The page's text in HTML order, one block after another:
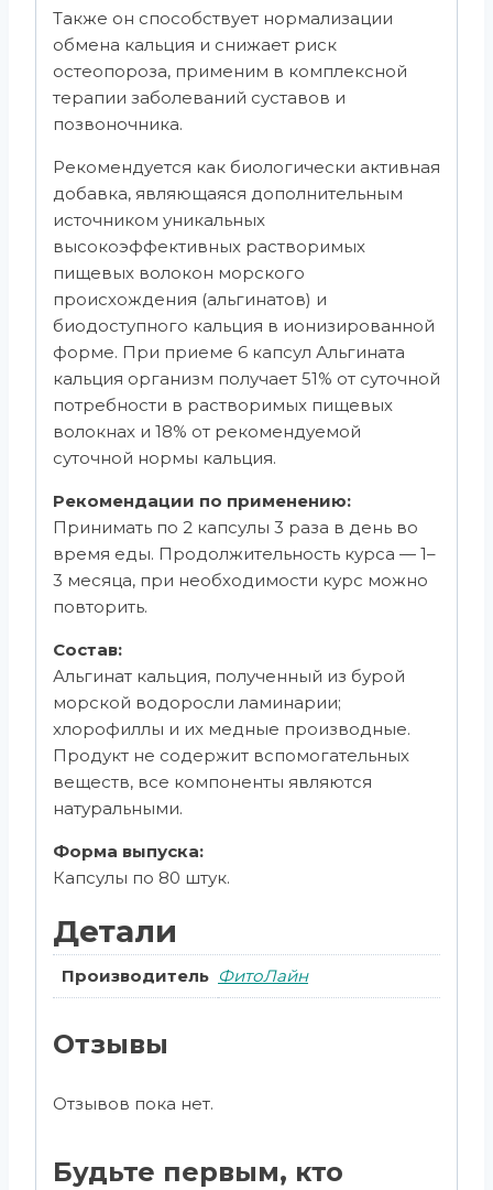
Также он способствует нормализации
обмена кальция и снижает риск
остеопороза, применим в комплексной
терапии заболеваний суставов и
позвоночника.
Рекомендуется как биологически активная
добавка, являющаяся дополнительным
источником уникальных
высокоэффективных растворимых
пищевых волокон морского
происхождения (альгинатов) и
биодоступного кальция в ионизированной
форме. При приеме 6 капсул Альгината
кальция организм получает 51% от суточной
потребности в растворимых пищевых
волокнах и 18% от рекомендуемой
суточной нормы кальция.
Рекомендации по применению:
Принимать по 2 капсулы 3 раза в день во
время еды. Продолжительность курса — 1–
3 месяца, при необходимости курс можно
повторить.
Состав:
Альгинат кальция, полученный из бурой
морской водоросли ламинарии;
хлорофиллы и их медные производные.
Продукт не содержит вспомогательных
веществ, все компоненты являются
натуральными.
Форма выпуска:
Капсулы по 80 штук.
Детали
Производитель ФитоЛайн
Отзывы
Отзывов пока нет.
Будьте первым, кто